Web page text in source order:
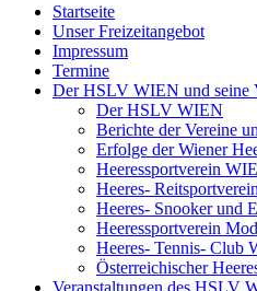
Startseite
Unser Freizeitangebot
Impressum
Termine
Der HSLV WIEN und seine
Der HSLV WIEN
Berichte der Vereine
Erfolge der Wiener
Heeressportverein
Heeres-
Heeres- Snooker und
Heeressportverein
Heeres- Tennis- Club
Österreichischer
Veranstaltungen des HSLV